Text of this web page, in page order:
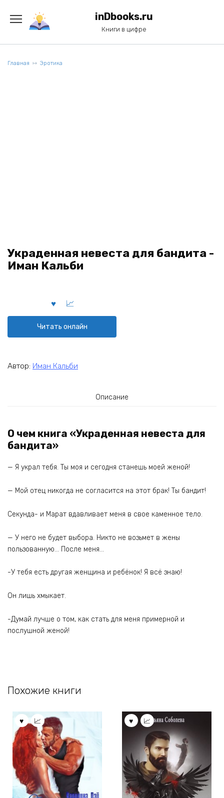
содержанию
inDbooks.ru
Книги в цифре
Главная Эротика
Украденная невеста для бандита -
Иман Кальби
Читать онлайн
Автор: Иман Кальби
Описание
О чем книга «Украденная невеста для
бандита»
— Я украл тебя. Ты моя и сегодня станешь моей женой!
— Мой отец никогда не согласится на этот брак! Ты бандит!
Секунда- и Марат вдавливает меня в свое каменное тело.
— У него не будет выбора. Никто не возьмет в жены
пользованную… После меня…
-У тебя есть другая женщина и ребёнок! Я всё знаю!
Он лишь хмыкает.
-Думай лучше о том, как стать для меня примерной и
послушной женой!
Похожие книги